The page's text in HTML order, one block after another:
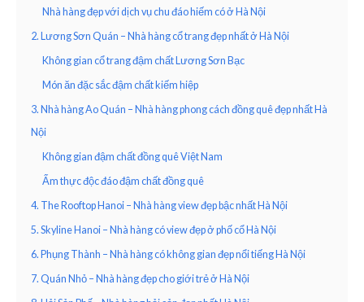
Nhà hàng đẹp với dịch vụ chu đáo hiếm có ở Hà Nội
2. Lương Sơn Quán – Nhà hàng cổ trang đẹp nhất ở Hà Nội
Không gian cổ trang đậm chất Lương Sơn Bạc
Món ăn đặc sắc đậm chất kiếm hiệp
3. Nhà hàng Ao Quán – Nhà hàng phong cách đồng quê đẹp nhất Hà
Nội
Không gian đậm chất đồng quê Việt Nam
Ẩm thực độc đáo đậm chất đồng quê
4. The Rooftop Hanoi – Nhà hàng view đẹp bậc nhất Hà Nội
5. Skyline Hanoi – Nhà hàng có view đẹp ở phố cổ Hà Nội
6. Phụng Thành – Nhà hàng có không gian đẹp nổi tiếng Hà Nội
7. Quán Nhỏ – Nhà hàng đẹp cho giới trẻ ở Hà Nội